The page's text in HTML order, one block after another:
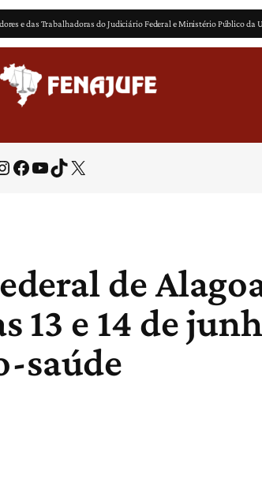
e das Trabalhadoras do Judiciário Federal e Ministério Público da
Facebook Youtube TikTok X
de
13 e 14 de
saúde